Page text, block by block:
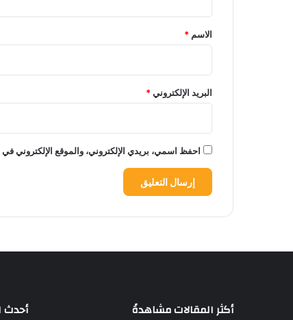
*
الاسم *
البريد الإلكتروني*
احفظ اسمي، بريدي الإلكتروني، والموقع الإلكتروني
أكثر المقالات مشاهدةً أحدث